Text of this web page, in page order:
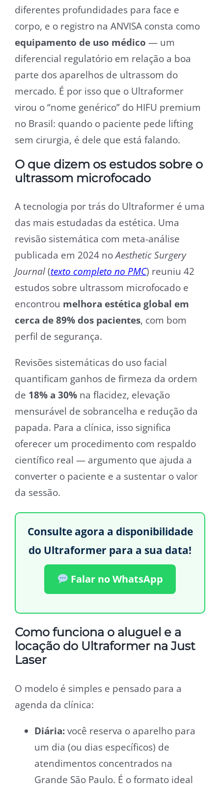
diferentes profundidades para face e
corpo, e o registro na ANVISA consta como
equipamento de uso médico — um
diferencial regulatório em relação a boa
parte dos aparelhos de ultrassom do
mercado. É por isso que o Ultraformer
virou o “nome genérico” do HIFU premium
no Brasil: quando o paciente pede lifting
sem cirurgia, é dele que está falando.
O que dizem os estudos sobre o
ultrassom microfocado
A tecnologia por trás do Ultraformer é uma
das mais estudadas da estética. Uma
revisão sistemática com meta-análise
publicada em 2024 noAesthetic Surgery
Journal (texto completo no PMC) reuniu 42
estudos sobre ultrassom microfocado e
encontrou melhora estética global em
cerca de 89% dos pacientes, com bom
perfil de segurança.
Revisões sistemáticas do uso facial
quantificam ganhos de firmeza da ordem
de 18% a 30% na flacidez, elevação
mensurável de sobrancelha e redução da
papada. Para a clínica, isso significa
oferecer um procedimento com respaldo
científico real — argumento que ajuda a
converter o paciente e a sustentar o valor
da sessão.
Consulte agora a disponibilidade
do Ultraformer para a sua data!
Falar no WhatsApp
Como funciona o aluguel e a
locação do Ultraformer na Just
Laser
O modelo é simples e pensado para a
agenda da clínica:
Diária: você reserva o aparelho para
um dia (ou dias específicos) de
atendimentos concentrados na
Grande São Paulo. É o formato ideal